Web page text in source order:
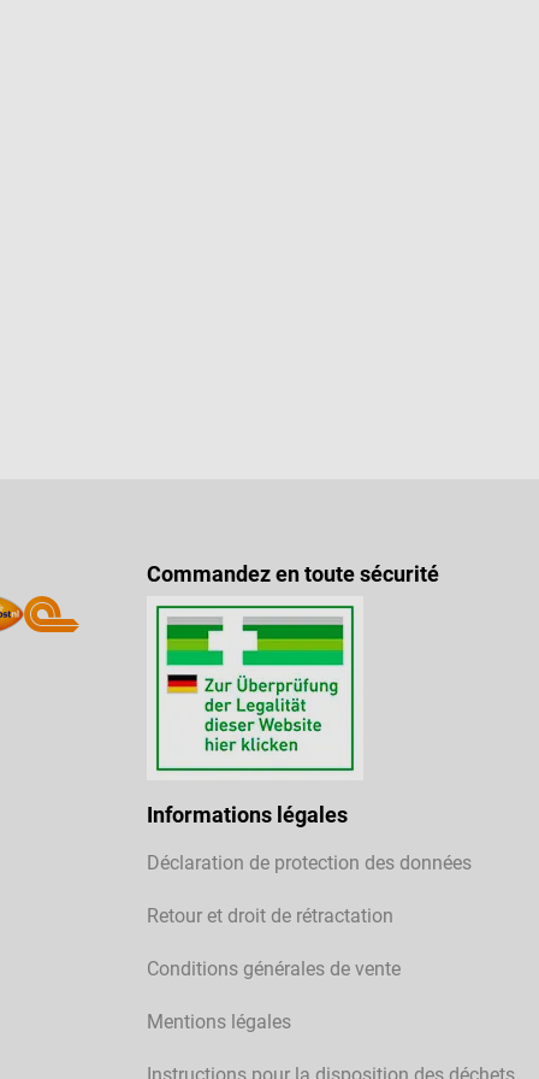
Commandez en toute sécurité
Informations légales
Déclaration de protection des données
Retour et droit de rétractation
Conditions générales de vente
Mentions légales